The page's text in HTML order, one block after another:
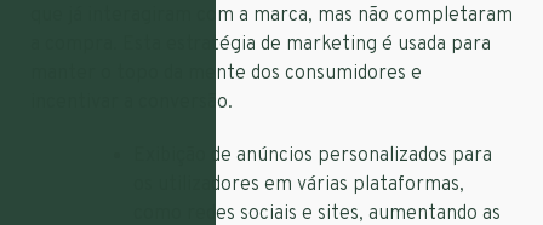
que já interagiram com a marca, mas não completaram
a compra. Esta estratégia de marketing é usada para
manter o topo da mente dos consumidores e
incentivar a conversão.
Exibição de anúncios personalizados para
os utilizadores em várias plataformas,
como redes sociais e sites, aumentando as